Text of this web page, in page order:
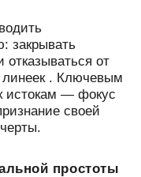
закрывать
от
линеек . Ключевым
истокам — фокус
своей
простоты